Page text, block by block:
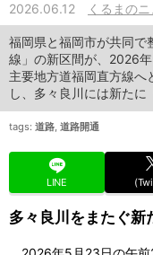
2026.06.12 くるまの
福岡県と福岡市が共同で
線」の新区間が、2026
主要地方道福岡直方線
し、多々良川には新たに
tags: 道路, 道路開通
LINE
多々良川をまたぐ新